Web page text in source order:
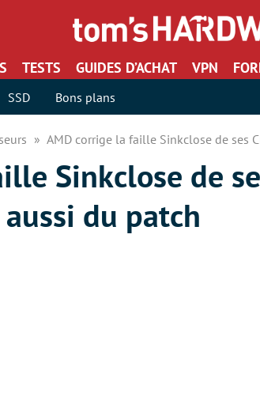
TESTS GUIDES D’ACHAT VPN
SSD Bons plans
AMD corrige la faille Sinkclose de ses
Sinkclose de
du patch